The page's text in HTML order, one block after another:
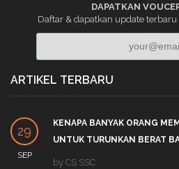
DAPATKAN
Daftar & dapatkan update terbaru
ARTIKEL TERBARU
29
SEP
KENAPA BANYAK ORANG
UNTUK TURUNKAN BERAT
by CS SSC